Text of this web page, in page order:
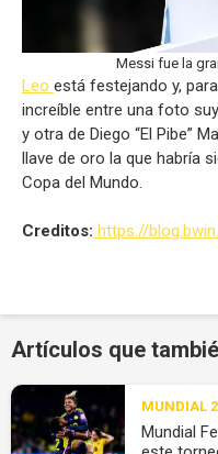
Messi fue la
Leo está festejando y,
increíble entre una foto
y otra de Diego “El Pibe”
llave de oro la que habría
Copa del Mundo.
Creditos: https://
Artículos que
MUNDIAL
Mundial